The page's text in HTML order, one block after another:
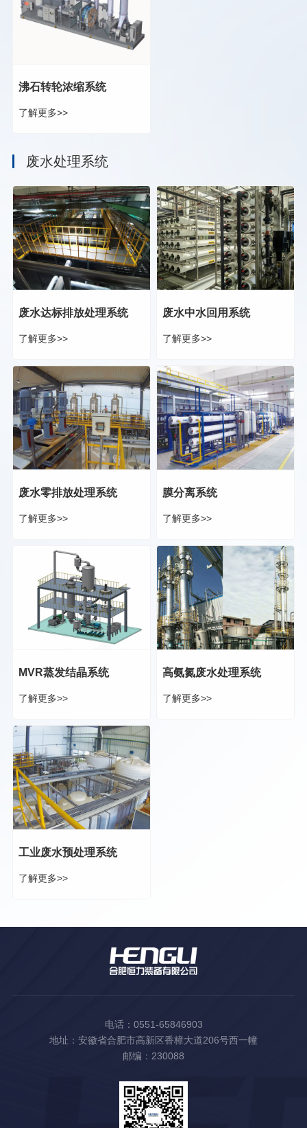
沸石转轮浓缩系统
了解更多>>
废水处理系统
废水达标排放处理系统
了解更多>>
废水中水回用系统
了解更多>>
废水零排放处理系统
了解更多>>
膜分离系统
了解更多>>
MVR蒸发结晶系统
了解更多>>
高氨氮废水处理系统
了解更多>>
工业废水预处理系统
了解更多>>
电话：0551-65846903
地址：安徽省合肥市高新区香樟大道206号西一幢
邮编：230088